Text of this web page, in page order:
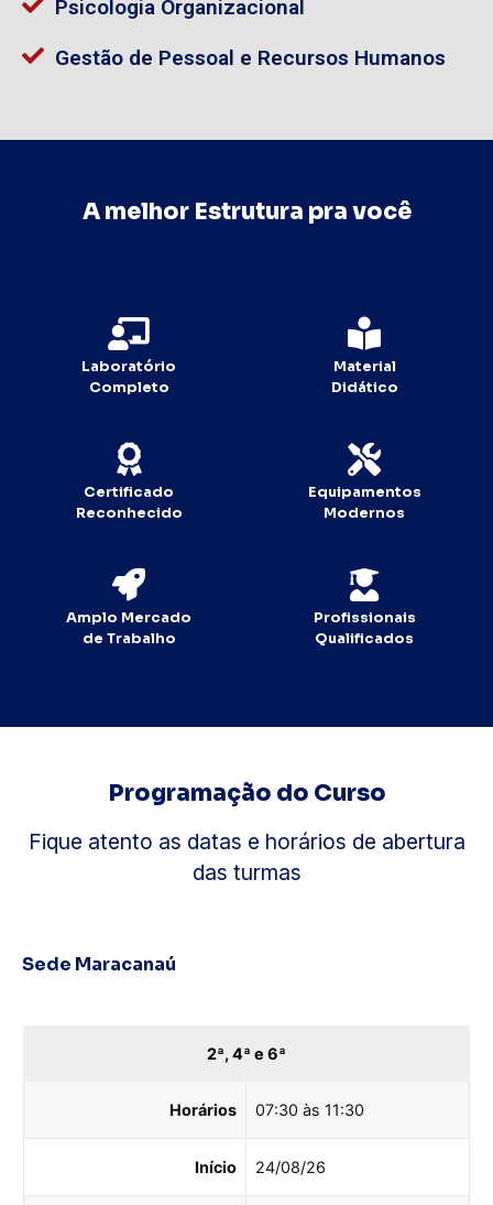
Psicologia Organizacional
Gestão de Pessoal e Recursos Humanos
A melhor Estrutura pra você
Laboratório
Completo
Material
Didático
Certificado
Reconhecido
Equipamentos
Modernos
Amplo Mercado
de Trabalho
Profissionais
Qualificados
Programação do Curso
Fique atento as datas e horários de abertura
das turmas
Sede Maracanaú
2ª, 4ª e 6ª
Horários 07:30 às 11:30
Início 24/08/26